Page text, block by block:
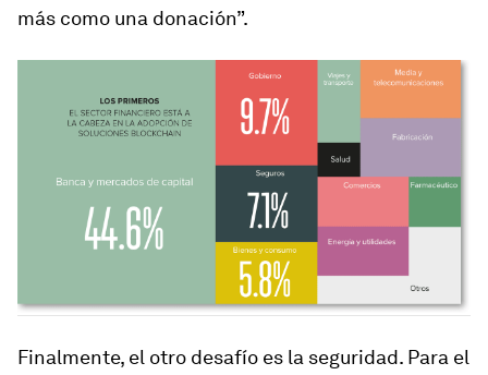
más como una donación”.
Finalmente, el otro desafío es la seguridad. Para el